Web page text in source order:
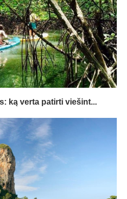
ką verta patirti viešint...